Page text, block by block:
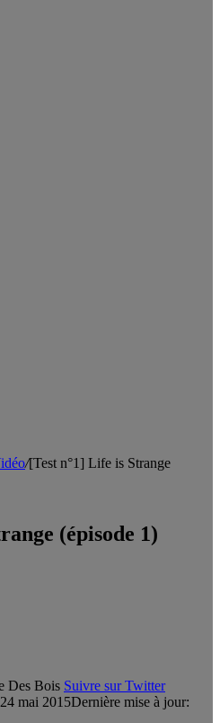
/[Test n°1] Life is Strange
(épisode 1)
Des Bois Suivre sur Twitter
mai 2015Dernière mise à jour: